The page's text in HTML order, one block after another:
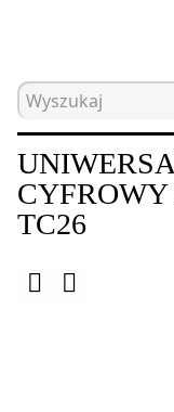
Strona główna
TC26